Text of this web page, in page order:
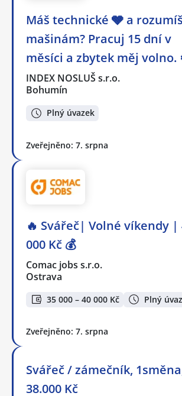
Máš technické 🩶 a rozumíš
mašinám? Pracuj 15 dní v
měsíci a zbytek měj volno.
INDEX NOSLUŠ s.r.o.
Bohumín
Plný úvazek
Zveřejněno: 7. srpna
🔥 Svářeč| Volné víkendy |
000 Kč 💰
Comac jobs s.r.o.
Ostrava
35 000 – 40 000 Kč Plný
Zveřejněno: 7. srpna
Svářeč / zámečník,
38.000 Kč